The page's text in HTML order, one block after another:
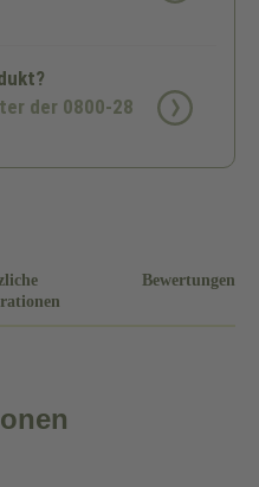
der 0800-28
Bewertungen